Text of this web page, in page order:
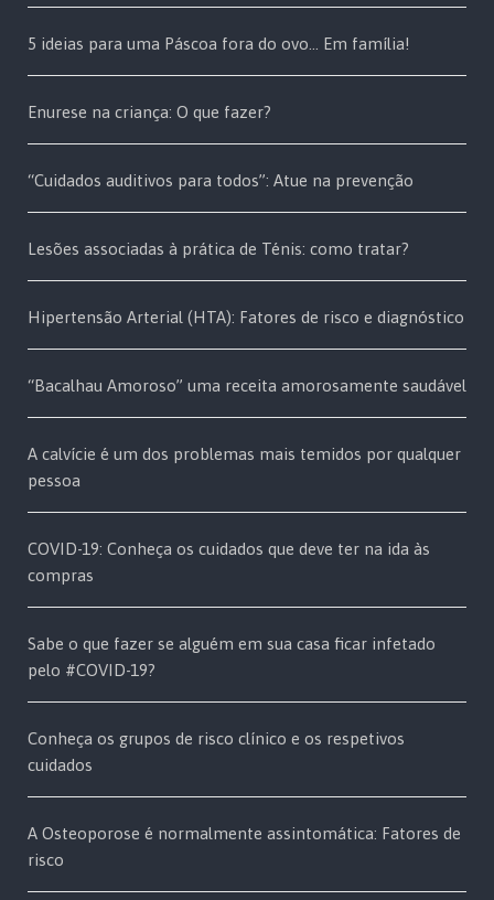
5 ideias para uma Páscoa fora do ovo… Em família!
Enurese na criança: O que fazer?
“Cuidados auditivos para todos”: Atue na prevenção
Lesões associadas à prática de Ténis: como tratar?
Hipertensão Arterial (HTA): Fatores de risco e diagnóstico
“Bacalhau Amoroso” uma receita amorosamente saudável
A calvície é um dos problemas mais temidos por qualquer
pessoa
COVID-19: Conheça os cuidados que deve ter na ida às
compras
Sabe o que fazer se alguém em sua casa ficar infetado
pelo #COVID-19?
Conheça os grupos de risco clínico e os respetivos
cuidados
A Osteoporose é normalmente assintomática: Fatores de
risco